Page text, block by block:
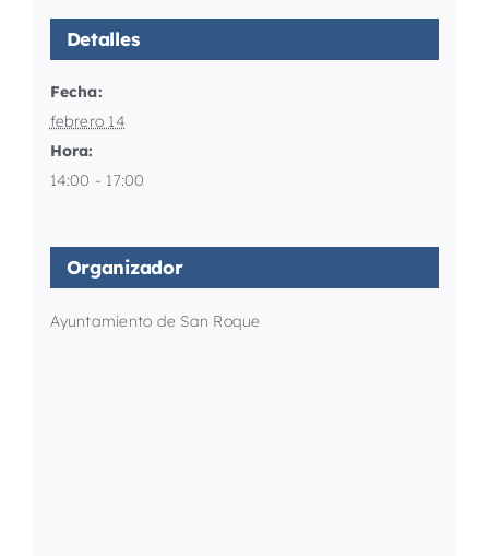
Detalles
Fecha:
febrero 14
Hora:
14:00 - 17:00
Organizador
Ayuntamiento de San Roque